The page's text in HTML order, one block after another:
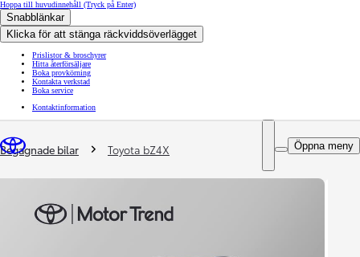
Hoppa till huvudinnehåll (Tryck på Enter)
Snabblänkar
Klicka för att stänga räckviddsöverlägget
Prislistor & broschyrer
Hitta återförsäljare
Boka provkörning
Kontakta verkstad
Boka service
Kontaktinformation
Öppna meny
You are here
Begagnade bilar Toyota bZ4X